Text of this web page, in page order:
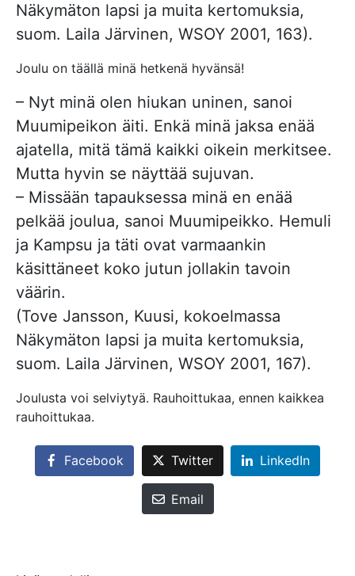
Näkymäton lapsi ja muita kertomuksia,
suom. Laila Järvinen, WSOY 2001, 163).
Joulu on täällä minä hetkenä hyvänsä!
– Nyt minä olen hiukan uninen, sanoi
Muumipeikon äiti. Enkä minä jaksa enää
ajatella, mitä tämä kaikki oikein merkitsee.
Mutta hyvin se näyttää sujuvan.
– Missään tapauksessa minä en enää
pelkää joulua, sanoi Muumipeikko. Hemuli
ja Kampsu ja täti ovat varmaankin
käsittäneet koko jutun jollakin tavoin
väärin.
(Tove Jansson, Kuusi, kokoelmassa
Näkymäton lapsi ja muita kertomuksia,
suom. Laila Järvinen, WSOY 2001, 167).
Joulusta voi selviytyä. Rauhoittukaa, ennen kaikkea
rauhoittukaa.
Facebook Twitter LinkedIn
Email